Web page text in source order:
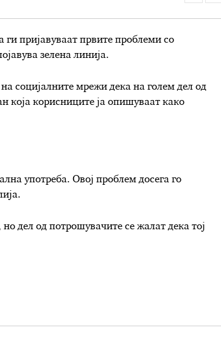
пријавуваат првите проблеми со
зелена линија.
социјалните мрежи дека на голем дел од
која корисниците ја опишуваат како
употреба. Овој проблем досега го
дел од потрошувачите се жалат дека тој